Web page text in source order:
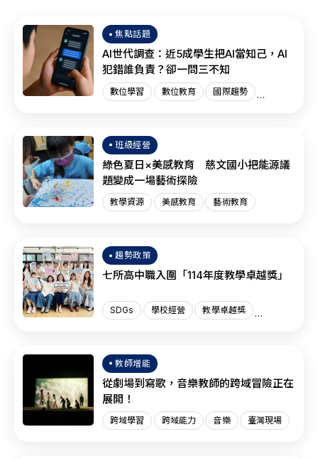
焦點話題
AI世代調查：近5成學生把AI當知己，AI
犯錯誰負責？卻一問三不知
數位學習 數位教育 國際趨勢
班級經營
綠色夏日×美感教育 慈文國小把能源議
題變成一場藝術探險
教學資源 美感教育 藝術教育
趨勢政策
七所高中職入圍「114年度教學卓越獎」
SDGs 學校經營 教學卓越獎
教師增能
從劇場到寫歌，音樂教師的跨域冒險正在
展開！
跨域學習 跨域能力 音樂 臺灣現場